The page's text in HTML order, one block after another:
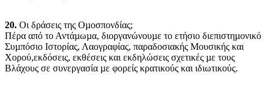
20. Οι δράσεις της Οµοσπονδίας;
Πέρα από το Αντάµωµα, διοργανώνουµε το ετήσιο διεπιστηµονικό
Συµπόσιο Ιστορίας, Λαογραφίας, παραδοσιακής Μουσικής και
Χορού,εκδόσεις, εκθέσεις και εκδηλώσεις σχετικές µε τους
Βλάχους σε συνεργασία µε φορείς κρατικούς και ιδιωτικούς.